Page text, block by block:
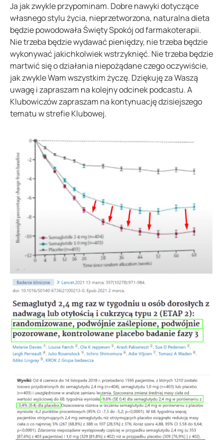
Ja jak zwykle przypominam. Dobre nawyki dotyczące
własnego stylu życia, nieprzetworzona, naturalna dieta
będzie powodowała Święty Spokój od farmakoterapii.
Nie trzeba będzie wydawać pieniędzy, nie trzeba będzie
wykonywać jakichkolwiek wstrzyknięć. Nie trzeba będzie
martwić się o działania niepożądane czego oczywiście,
jak zwykle Wam wszystkim życzę. Dziękuję za Waszą
uwagę i zapraszam na kolejny odcinek podcastu. A
Klubowiczów zapraszam na kontynuację dzisiejszego
tematu w strefie Klubowej.